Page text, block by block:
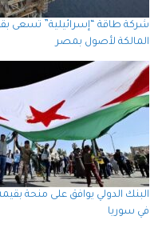
شركة طاقة “إسرائيلية” تسعى
المالكة لأصول بمصر
في سوريا